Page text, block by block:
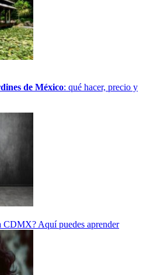
de México: qué hacer, precio y
CDMX? Aquí puedes aprender